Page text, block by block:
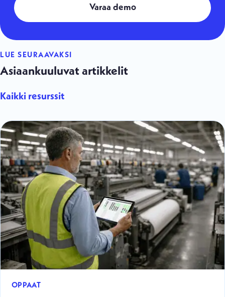
Varaa demo
LUE SEURAAVAKSI
Asiaankuuluvat artikkelit
Kaikki resurssit
OPPAAT